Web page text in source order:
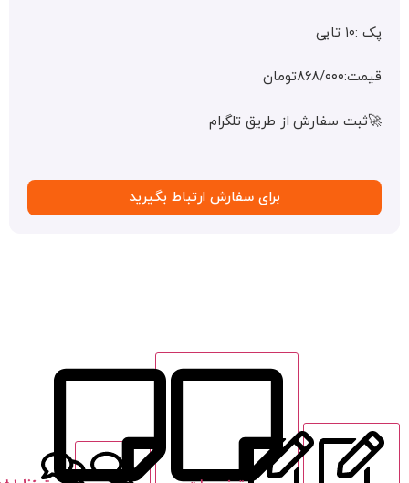
سفارش از طریق تلگرام
برای سفارش ارتباط بگیرید